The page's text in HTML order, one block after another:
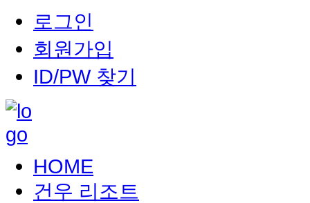
로그인
회원가입
ID/PW 찾기
HOME
건우 리조트